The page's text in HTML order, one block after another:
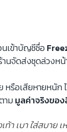
นเข้าบัญชีชื่อ
นจัดส่งชุดล่วงห
อเสียหายหนัก
ามมูลค่าจริงขอ
ท้า เบา ใส่สบาย